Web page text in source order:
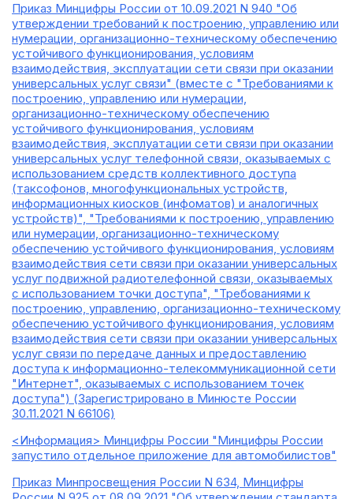
Приказ Минцифры России от 10.09.2021 N 940 "Об
утверждении требований к построению, управлению или
нумерации, организационно-техническому обеспечению
устойчивого функционирования, условиям
взаимодействия, эксплуатации сети связи при оказании
универсальных услуг связи" (вместе с "Требованиями к
построению, управлению или нумерации,
организационно-техническому обеспечению
устойчивого функционирования, условиям
взаимодействия, эксплуатации сети связи при оказании
универсальных услуг телефонной связи, оказываемых с
использованием средств коллективного доступа
(таксофонов, многофункциональных устройств,
информационных киосков (инфоматов) и аналогичных
устройств)", "Требованиями к построению, управлению
или нумерации, организационно-техническому
обеспечению устойчивого функционирования, условиям
взаимодействия сети связи при оказании универсальных
услуг подвижной радиотелефонной связи, оказываемых
с использованием точки доступа", "Требованиями к
построению, управлению, организационно-техническому
обеспечению устойчивого функционирования, условиям
взаимодействия сети связи при оказании универсальных
услуг связи по передаче данных и предоставлению
доступа к информационно-телекоммуникационной сети
"Интернет", оказываемых с использованием точек
доступа") (Зарегистрировано в Минюсте России
30.11.2021 N 66106)
<Информация> Минцифры России "Минцифры России
запустило отдельное приложение для автомобилистов"
Приказ Минпросвещения России N 634, Минцифры